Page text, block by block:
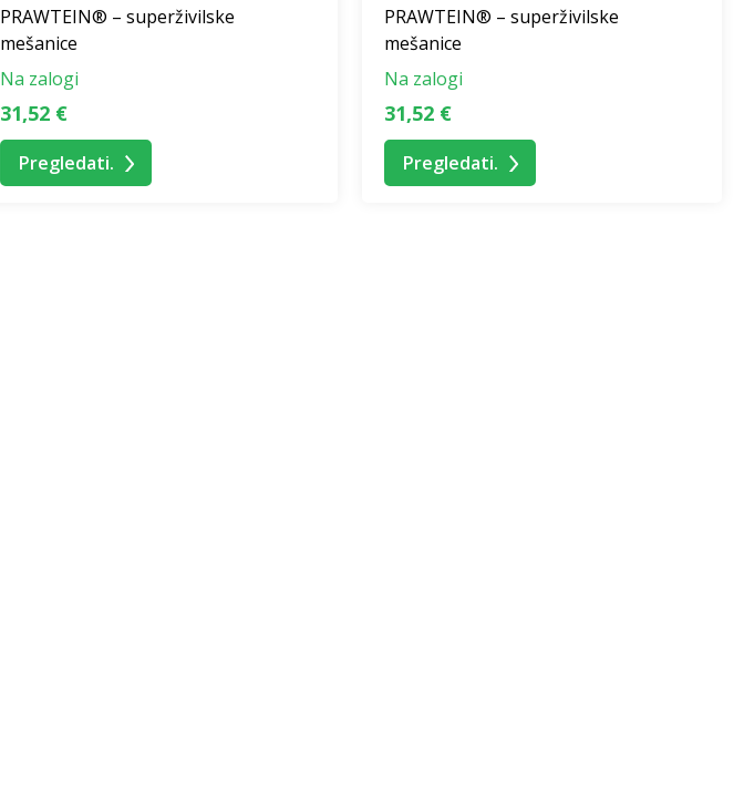
PRAWTEIN® – superživilske
mešanice
Na zalogi
31,52 €
Pregledati.
PRAWTEIN® – superživilske
mešanice
Na zalogi
31,52 €
Pregledati.